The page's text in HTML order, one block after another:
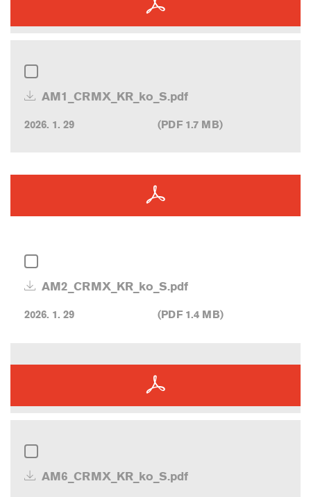
AM1_CRMX_KR_ko_S.pdf
2026. 1. 29 (PDF 1.7 MB)
AM2_CRMX_KR_ko_S.pdf
2026. 1. 29 (PDF 1.4 MB)
AM6_CRMX_KR_ko_S.pdf